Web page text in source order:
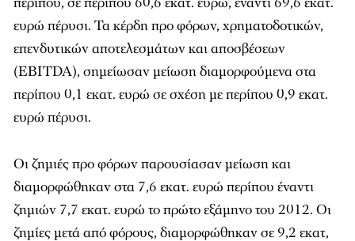
ευρώ πέρυσι. Τα κέρδη προ φόρων, χρηματοδοτικών,
επενδυτικών αποτελεσμάτων και αποσβέσεων
(EBITDA), σημείωσαν μείωση διαμορφούμενα στα
περίπου 0,1 εκατ. ευρώ σε σχέση με περίπου 0,9 εκατ.
ευρώ πέρυσι.
Οι ζημιές προ φόρων παρουσίασαν μείωση και
διαμορφώθηκαν στα 7,6 εκατ. ευρώ περίπου έναντι
ζημιών 7,7 εκατ. ευρώ το πρώτο εξάμηνο του 2012. Οι
ζημίες μετά από φόρους, διαμορφώθηκαν σε 9,2 εκατ,